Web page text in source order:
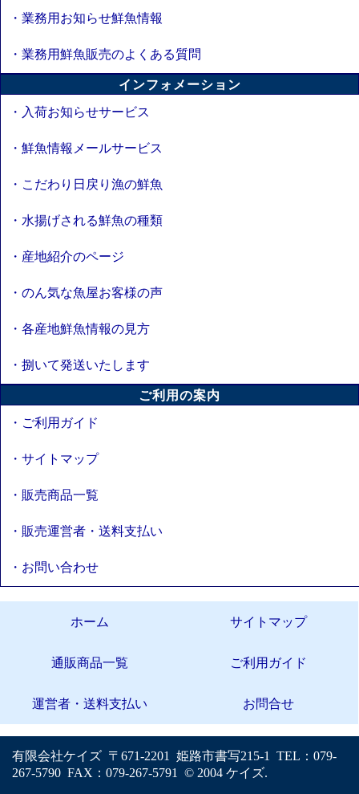
・業務用お知らせ鮮魚情報
・業務用鮮魚販売のよくある質問
インフォメーション
・入荷お知らせサービス
・鮮魚情報メールサービス
・こだわり日戻り漁の鮮魚
・水揚げされる鮮魚の種類
・産地紹介のページ
・のん気な魚屋お客様の声
・各産地鮮魚情報の見方
・捌いて発送いたします
ご利用の案内
・ご利用ガイド
・サイトマップ
・販売商品一覧
・販売運営者・送料支払い
・お問い合わせ
ホーム サイトマップ
通販商品一覧 ご利用ガイド
運営者・送料支払い お問合せ
有限会社ケイズ 〒671-2201 姫路市書写215-1 TEL：079-
267-5790 FAX：079-267-5791 © 2004 ケイズ.